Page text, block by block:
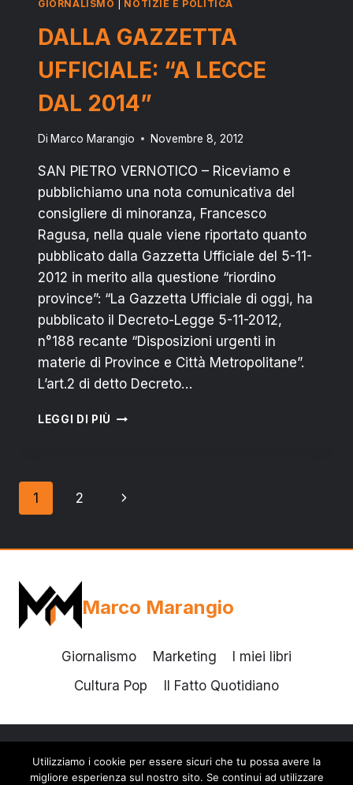
SICUREZZA
PER
IL
PAESE
GIORNALISMO NOTIZIE E POLITICA
DALLA GAZZETTA
UFFICIALE: “A LECCE
DAL 2014”
Di Marco Marangio Novembre 8, 2012
SAN PIETRO VERNOTICO – Riceviamo e
pubblichiamo una nota comunicativa del
consigliere di minoranza, Francesco
Ragusa, nella quale viene riportato quanto
pubblicato dalla Gazzetta Ufficiale del 5-11-
2012 in merito alla questione “riordino
province”: “La Gazzetta Ufficiale di oggi, ha
pubblicato il Decreto-Legge 5-11-2012,
n°188 recante “Disposizioni urgenti in
materie di Province e Città Metropolitane”.
L’art.2 di detto Decreto…
LEGGI DI PIÙ DALLA
DAL
Navigazione
1 2
Pagina
Marco Marangio
Giornalismo Marketing
I miei libri
Cultura Pop
Il Fatto Quotidiano
© 2026 Marco Marangio - Tema WordPress di
Utilizziamo i cookie per essere sicuri che tu possa avere la
migliore esperienza sul nostro sito. Se continui ad utilizzare